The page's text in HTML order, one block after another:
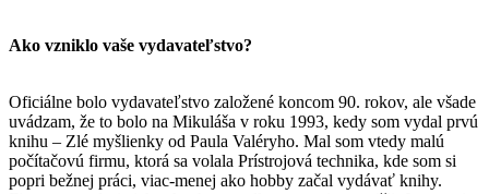
Ako vzniklo vaše vydavateľstvo?
Oficiálne bolo vydavateľstvo založené koncom 90. rokov, ale všade
uvádzam, že to bolo na Mikuláša v roku 1993, kedy som vydal prvú
knihu – Zlé myšlienky od Paula Valéryho. Mal som vtedy malú
počítačovú firmu, ktorá sa volala Prístrojová technika, kde som si
popri bežnej práci, viac-menej ako hobby začal vydávať knihy.